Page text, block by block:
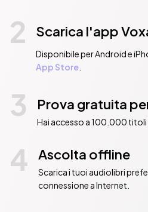
2 Scarica l'app
Disponibile per Android e
App Store.
3 Prova gratuita
Hai accesso a 100.000 titoli
4 Ascolta offline
Scarica i tuoi audiolibri
connessione a Internet.